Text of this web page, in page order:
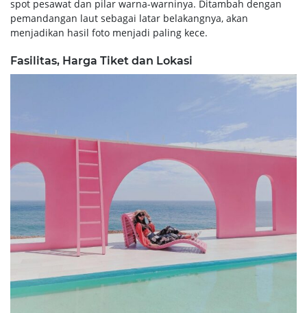
spot pesawat dan pilar warna-warninya. Ditambah dengan
pemandangan laut sebagai latar belakangnya, akan
menjadikan hasil foto menjadi paling kece.
Fasilitas, Harga Tiket dan Lokasi